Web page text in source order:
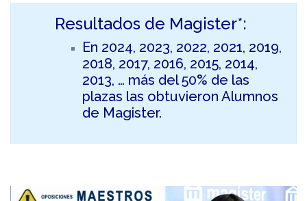
Resultados de Magister*:
En 2024, 2023, 2022, 2021, 2019,
2018, 2017, 2016, 2015, 2014,
2013, … más del 50% de las
plazas las obtuvieron Alumnos
de Magister.